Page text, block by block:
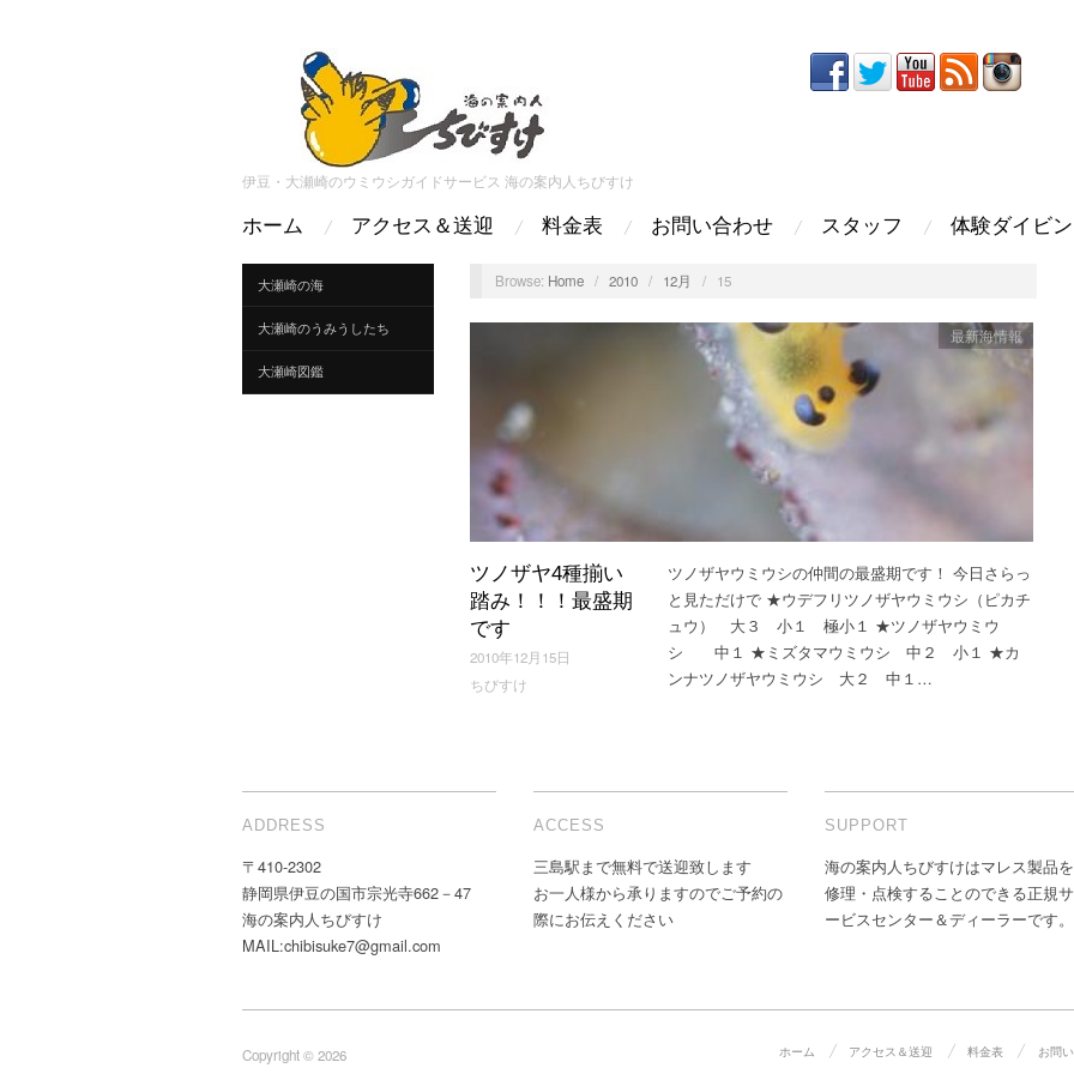
伊豆・大瀬崎のウミウシガイドサービス 海の案内人ちびすけ
ホーム アクセス＆送迎 料金表 お問い合わせ スタッフ 体験ダイビ
大瀬崎の海
大瀬崎のうみうしたち
大瀬崎図鑑
Browse: Home / 2010 / 12月 / 15
ツノザヤ4種揃い
踏み！！！最盛期
です
2010年12月15日
ちびすけ
最新海情報
ツノザヤウミウシの仲間の最盛期です！ 今日さらっ
と見ただけで ★ウデフリツノザヤウミウシ（ピカチ
ュウ） 大３ 小１ 極小１ ★ツノザヤウミウ
シ 中１ ★ミズタマウミウシ 中２ 小１ ★カ
ンナツノザヤウミウシ 大２ 中１…
ADDRESS
〒410-2302
静岡県伊豆の国市宗光寺662－47
海の案内人ちびすけ
MAIL:chibisuke7@gmail.com
ACCESS
三島駅まで無料で送迎致します
お一人様から承りますのでご予約の
際にお伝えください
SUPPORT
海の案内人ちびすけはマレス製品を
修理・点検することのできる正規サ
ービスセンター＆ディーラーです。
Copyright © 2026
ホーム アクセス＆送迎 料金表 お問